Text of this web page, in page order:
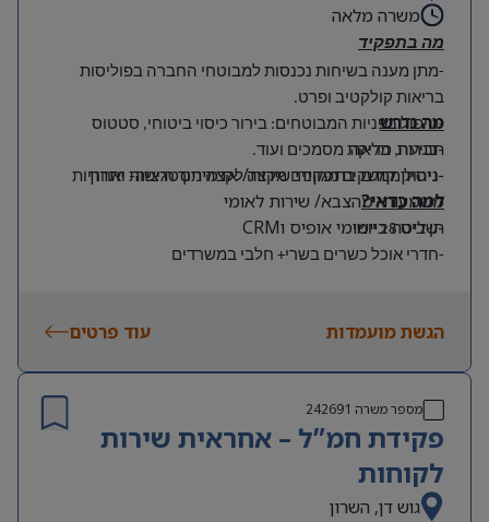
משרה מלאה
מה בתפקיד
-מתן מענה בשיחות נכנסות למבוטחי החברה בפוליסות
בריאות קולקטיב ופרט.
-טיפול בפניות המבוטחים: בירור כיסוי ביטוחי, סטטוס
תביעה, בדיקת מסמכים ועוד.
-ניהול ממשקים מגוונים מקצה לקצה תוך רגישות ואחריות
מה נדרש
-בגרות מלאה
-ניסיון קודם בתפקידי שירות/ אדמיניסטרציה- יתרון
משמעותי מהצבא/ שירות לאומי
-שליטה ביישומי אופיס וCRM
למה כדאי?
תן ביס 28 יומי
-חדרי אוכל כשרים בשרי+ חלבי במשרדים
-חופשה מרוכזת בחול המועד סוכות ופסח
הגשת מועמדות עוד פרטים
מספר משרה 242691
פקידת חמ”ל – אחראית שירות
לקוחות
גוש דן, השרון